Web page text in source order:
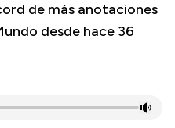
de más anotaciones
desde hace 36